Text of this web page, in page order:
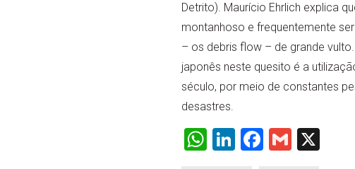
Detrito). Maurício Ehrlich explica
montanhoso e frequentemente
– os debris flow – de grande
japonês neste quesito é a
século, por meio de constantes
desastres.
WhatsApp
LinkedIn
Facebook
Gmail
X